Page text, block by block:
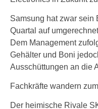
Samsung hat zwar sein
Quartal auf
Dem Management
Gehälter und Boni
Ausschüttungen an die
Fachkräfte wandern
Der heimische Rivale